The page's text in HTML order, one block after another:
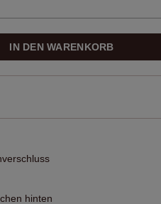
IN DEN WARENKORB
hinten